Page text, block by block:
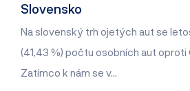
Slovensko
Na slovenský trh ojetých aut se
(41,43 %) počtu osobních aut oproti
Zatímco k nám se v…